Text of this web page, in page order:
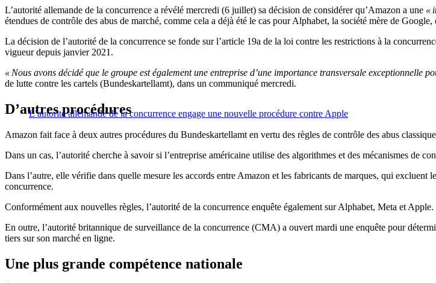
L’autorité allemande de la concurrence a révélé mercredi (6 juillet) sa décision de considérer qu’Amazon a une «
étendues de contrôle des abus de marché, comme cela a déjà été le cas pour Alphabet, la société mère de
La décision de l’autorité de la concurrence se fonde sur l’article 19a de la loi contre les restrictions à la
vigueur depuis janvier 2021.
« Nous avons décidé que le groupe est également une entreprise d’une importance transversale exceptionnelle
de lutte contre les cartels (Bundeskartellamt), dans un communiqué mercredi.
L’autorité allemande de la concurrence engage une nouvelle procédure contre Apple
D’autres procédures
Amazon fait face à deux autres procédures du Bundeskartellamt en vertu des règles de contrôle des abus
Dans un cas, l’autorité cherche à savoir si l’entreprise américaine utilise des algorithmes et des mécanismes de
Dans l’autre, elle vérifie dans quelle mesure les accords entre Amazon et les fabricants de marques, qui
concurrence.
Conformément aux nouvelles règles, l’autorité de la concurrence enquête également sur Alphabet, Meta et Apple.
En outre, l’autorité britannique de surveillance de la concurrence (CMA) a ouvert mardi une enquête pour
tiers sur son marché en ligne.
Une plus grande compétence nationale